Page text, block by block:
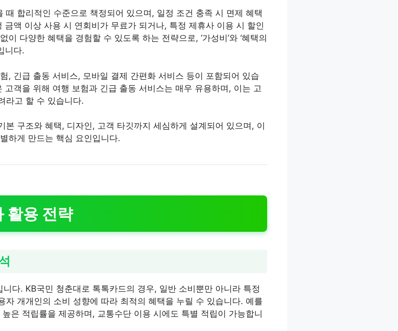
때 합리적인 수준으로 책정되어 있으며, 일정 조건 충족 시 면제 혜택
액 이상 사용 시 연회비가 무료가 되거나, 특정 제휴사 이용 시 할인
다양한 혜택을 경험할 수 있도록 하는 전략으로, ‘가성비’와 ‘혜택의
니다.
, 긴급 출동 서비스, 모바일 결제 간편화 서비스 등이 포함되어 있습
객을 위해 여행 보험과 긴급 출동 서비스는 매우 유용하며, 이는 고
라고 할 수 있습니다.
본 구조와 혜택, 디자인, 고객 타깃까지 세심하게 설계되어 있으며, 이
하게 만드는 핵심 요인입니다.
활용 전략
다. KB국민 청춘대로 톡톡카드의 경우, 일반 소비뿐만 아니라 특정
자 개개인의 소비 성향에 따라 최적의 혜택을 누릴 수 있습니다. 예를
은 적립률을 제공하며, 교통수단 이용 시에도 특별 적립이 가능합니